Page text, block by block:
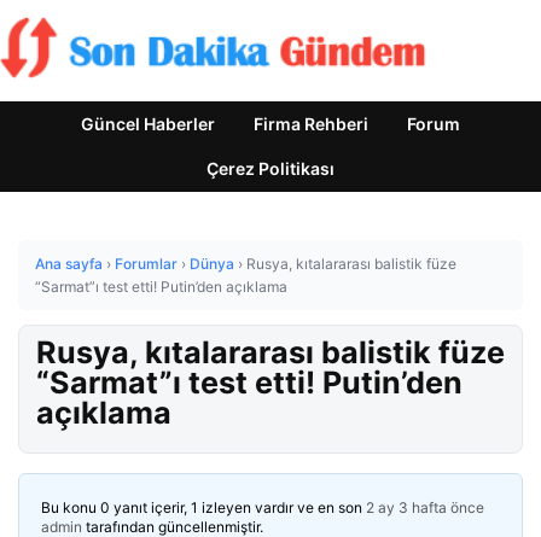
Güncel Haberler Firma Rehberi Forum
Çerez Politikası
Ana sayfa › Forumlar › Dünya › Rusya, kıtalararası balistik füze
“Sarmat”ı test etti! Putin’den açıklama
Rusya, kıtalararası balistik füze
“Sarmat”ı test etti! Putin’den
açıklama
Bu konu 0 yanıt içerir, 1 izleyen vardır ve en son 2 ay 3 hafta önce
admin tarafından güncellenmiştir.